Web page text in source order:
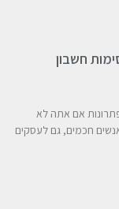
חשבון
אם אתה לא
חכמים, גם לעסקים